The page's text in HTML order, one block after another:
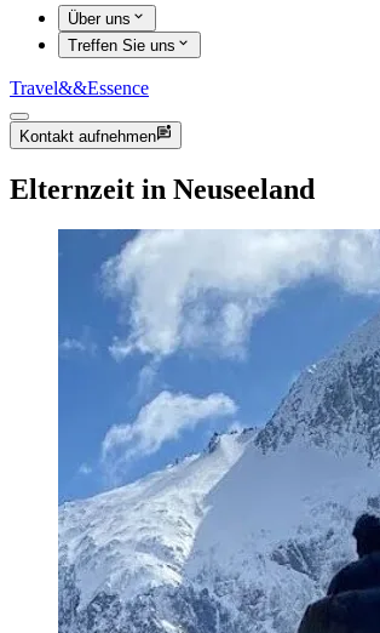
Über uns
Treffen Sie uns
Travel&&Essence
Kontakt aufnehmen
Elternzeit in Neuseeland